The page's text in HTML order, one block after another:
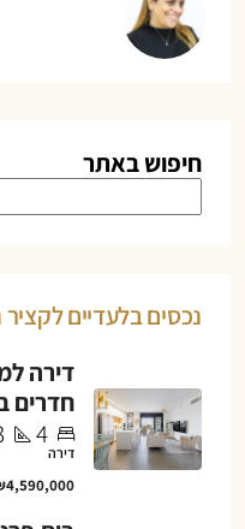
חיפוש באתר
נכסים בלעדיים לקציר
חדרים
4
דירה